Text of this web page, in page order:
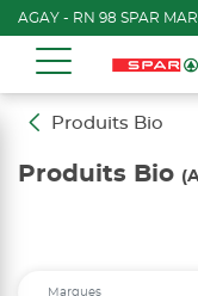
AGAY - RN 98 SPAR
Produits Bio
Produits Bio